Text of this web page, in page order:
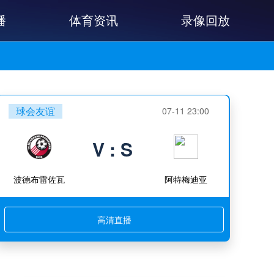
体育资讯 录像回放
球会友谊 07-11 23:00
波德布雷佐瓦
V : S
阿特梅迪亚
高清直播